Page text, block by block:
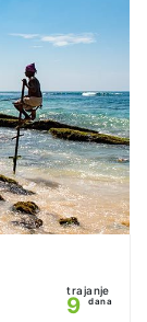
trajanje
9 dana